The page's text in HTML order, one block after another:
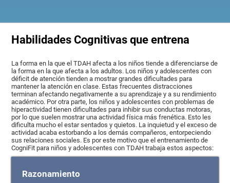
Habilidades Cognitivas que entrena
La forma en la que el TDAH afecta a los niños tiende a diferenciarse de
la forma en la que afecta a los adultos. Los niños y adolescentes con
déficit de atención tienden a mostrar grandes dificultades para
mantener la atención en clase. Estas frecuentes distracciones
terminan afectando negativamente a su aprendizaje y a su rendimiento
académico. Por otra parte, los niños y adolescentes con problemas de
hiperactividad tienen dificultades para inhibir sus conductas motoras,
por lo que suelen mostrar una actividad física más frenética. Esto les
dificulta mucho el estar sentados y quietos. La inquietud y el exceso de
actividad acaba estorbando a los demás compañeros, entorpeciendo
sus relaciones sociales. Es por este motivo que el entrenamiento de
CogniFit para niños y adolescentes con TDAH trabaja estos aspectos:
Razonamiento